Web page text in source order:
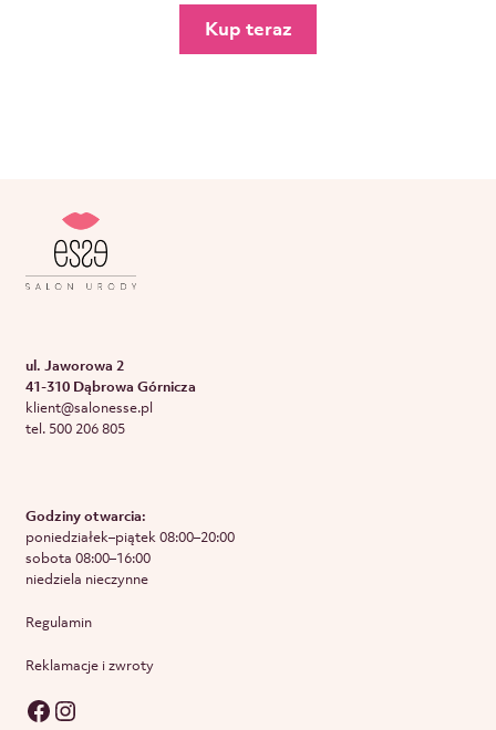
e
n
i
Kup teraz
ul. Jaworowa 2
41-310 Dąbrowa Górnicza
klient@salonesse.pl
tel. 500 206 805
Godziny otwarcia:
poniedziałek–piątek 08:00–20:00
sobota 08:00–16:00
niedziela nieczynne
Regulamin
Reklamacje i zwroty